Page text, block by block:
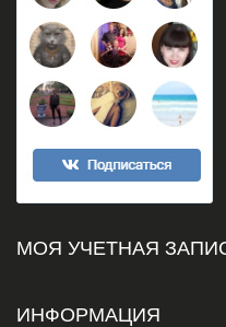
МОЯ УЧЕТНАЯ
ИНФОРМАЦИЯ